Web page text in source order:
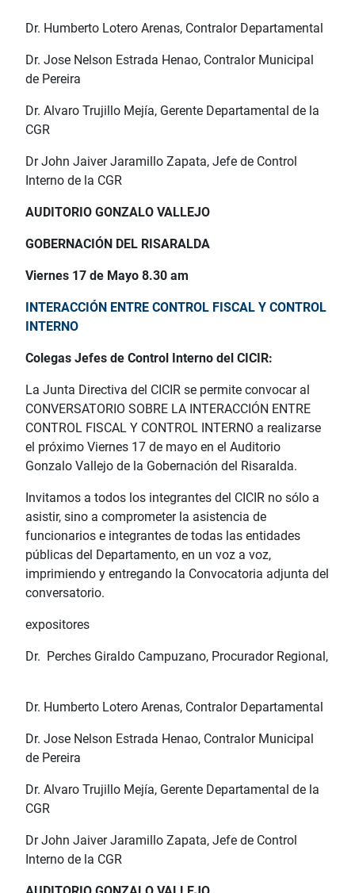
Dr. Humberto Lotero Arenas, Contralor Departamental
Dr. Jose Nelson Estrada Henao, Contralor Municipal
de Pereira
Dr. Alvaro Trujillo Mejía, Gerente Departamental de la
CGR
Dr John Jaiver Jaramillo Zapata, Jefe de Control
Interno de la CGR
AUDITORIO GONZALO VALLEJO
GOBERNACIÓN DEL RISARALDA
Viernes 17 de Mayo 8.30 am
INTERACCIÓN ENTRE CONTROL FISCAL Y CONTROL
INTERNO
Colegas Jefes de Control Interno del CICIR:
La Junta Directiva del CICIR se permite convocar al
CONVERSATORIO SOBRE LA INTERACCIÓN ENTRE
CONTROL FISCAL Y CONTROL INTERNO a realizarse
el próximo Viernes 17 de mayo en el Auditorio
Gonzalo Vallejo de la Gobernación del Risaralda.
Invitamos a todos los integrantes del CICIR no sólo a
asistir, sino a comprometer la asistencia de
funcionarios e integrantes de todas las entidades
públicas del Departamento, en un voz a voz,
imprimiendo y entregando la Convocatoria adjunta del
conversatorio.
expositores
Dr. Perches Giraldo Campuzano, Procurador Regional,
Dr. Humberto Lotero Arenas, Contralor Departamental
Dr. Jose Nelson Estrada Henao, Contralor Municipal
de Pereira
Dr. Alvaro Trujillo Mejía, Gerente Departamental de la
CGR
Dr John Jaiver Jaramillo Zapata, Jefe de Control
Interno de la CGR